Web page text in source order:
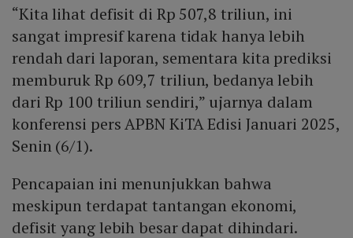
“Kita lihat defisit di Rp 507,8 triliun, ini
sangat impresif karena tidak hanya lebih
rendah dari laporan, sementara kita prediksi
memburuk Rp 609,7 triliun, bedanya lebih
dari Rp 100 triliun sendiri,” ujarnya dalam
konferensi pers APBN KiTA Edisi Januari 2025,
Senin (6/1).
Pencapaian ini menunjukkan bahwa
meskipun terdapat tantangan ekonomi,
defisit yang lebih besar dapat dihindari.